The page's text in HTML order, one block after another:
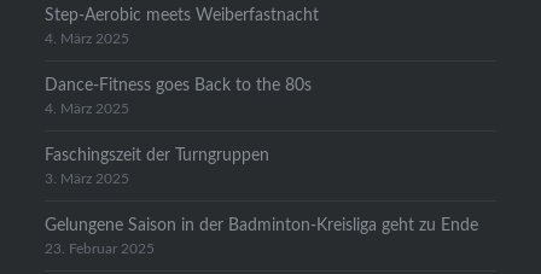
Step-Aerobic meets Weiberfastnacht
4. März 2025
Dance-Fitness goes Back to the 80s
4. März 2025
Faschingszeit der Turngruppen
3. März 2025
Gelungene Saison in der Badminton-Kreisliga geht zu Ende
23. Februar 2025